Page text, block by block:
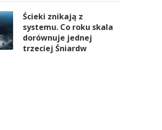
Ścieki znikają z
systemu. Co roku skala
dorównuje jednej
trzeciej Śniardw